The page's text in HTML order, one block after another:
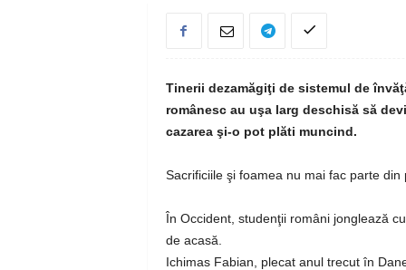
Tinerii dezamăgiţi de sistemul de
românesc au uşa larg deschisă să
cazarea şi-o pot plăti muncind.
Sacrificiile şi foamea nu mai fac parte
În Occident, studenţii români jonglează
de acasă.
Ichimas Fabian, plecat anul trecut în